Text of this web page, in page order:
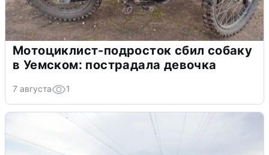
Мотоциклист-подросток сбил собаку
в Уемском: пострадала девочка
7 августа 1